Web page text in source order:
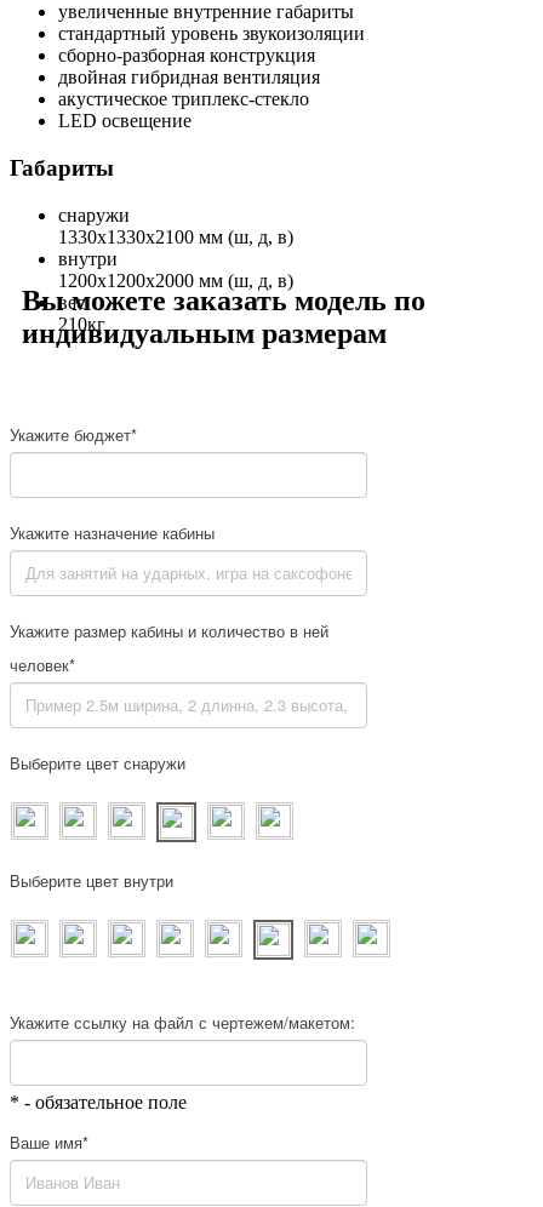
увеличенные внутренние габариты
cтандартный уровень звукоизоляции
сборно-разборная конструкция
двойная гибридная вентиляция
акустическое триплекс-стекло
LED освещение
Габариты
снаружи
1330x1330x2100 мм (ш, д, в)
внутри
1200x1200x2000 мм (ш, д, в)
вес
210кг
Вы можете заказать модель по
индивидуальным размерам
Укажите бюджет*
Укажите назначение кабины
Укажите размер кабины и количество в ней
человек*
Выберите цвет снаружи
Выберите цвет внутри
Укажите ссылку на файл с чертежем/макетом:
* - обязательное поле
Ваше имя*